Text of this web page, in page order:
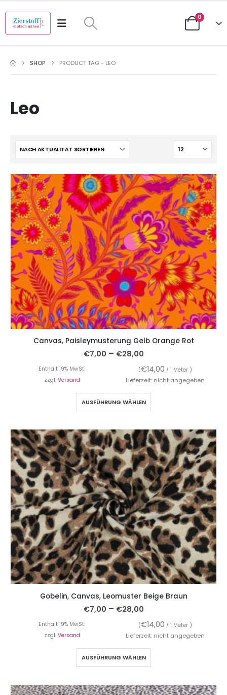
0
SHOP PRODUCT TAG - LEO
Leo
Canvas, Paisleymusterung Gelb Orange Rot
€7,00 – €28,00
Enthält 19% MwSt. (€14,00 / 1 Meter )
zzgl. Versand Lieferzeit: nicht angegeben
AUSFÜHRUNG WÄHLEN
Gobelin, Canvas, Leomuster Beige Braun
€7,00 – €28,00
Enthält 19% MwSt. (€14,00 / 1 Meter )
zzgl. Versand Lieferzeit: nicht angegeben
AUSFÜHRUNG WÄHLEN